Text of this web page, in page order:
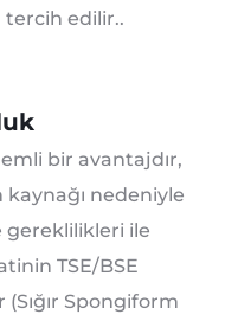
tercih edilir..
bir avantajdır,
nedeniyle
gereklilikleri ile
TSE/BSE
Spongiform